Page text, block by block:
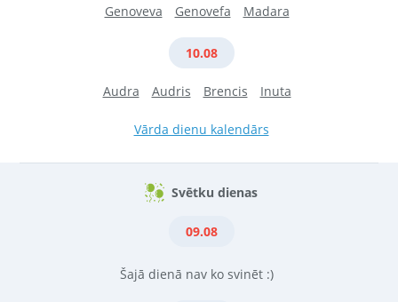
Genoveva Genovefa Madara
10.08
Audra Audris Brencis Inuta
Vārda dienu kalendārs
Svētku dienas
09.08
Šajā dienā nav ko svinēt :)